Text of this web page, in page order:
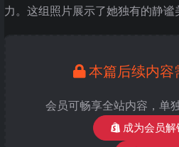
力。这组照片展示了她独有的静谧
本篇后续内容
会员可畅享全站内容，单
成为会员解